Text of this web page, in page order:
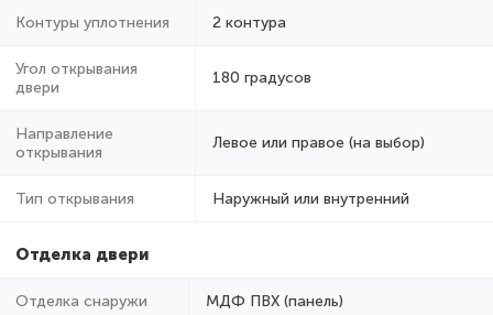
Контуры уплотнения 2 контура
Угол открывания
двери
180 градусов
Направление
открывания
Левое или правое (на выбор)
Тип открывания Наружный или внутренний
Отделка двери
Отделка снаружи МДФ ПВХ (панель)